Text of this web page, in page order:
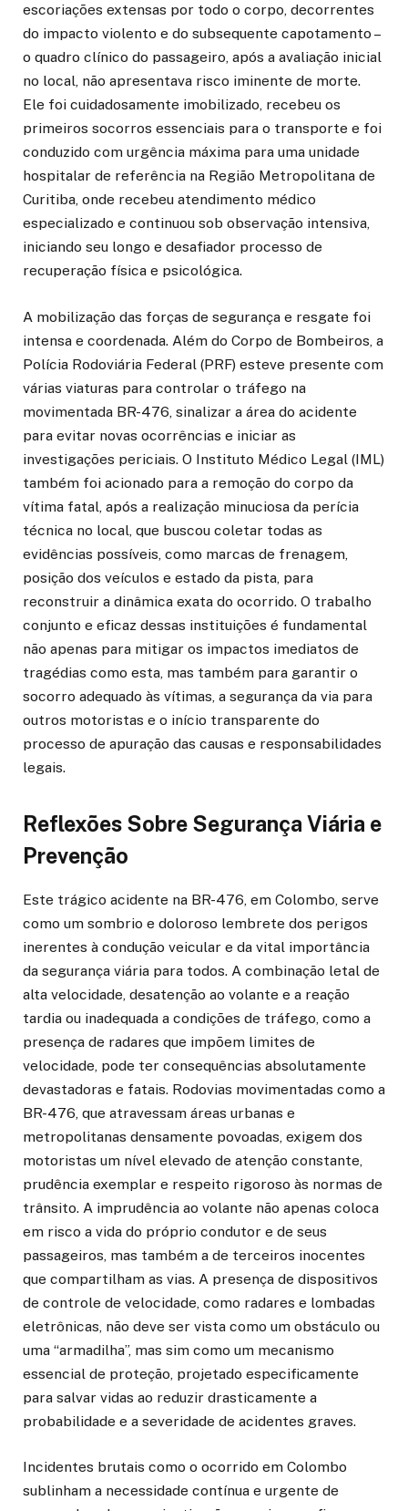
escoriações extensas por todo o corpo, decorrentes
do impacto violento e do subsequente capotamento –
o quadro clínico do passageiro, após a avaliação inicial
no local, não apresentava risco iminente de morte.
Ele foi cuidadosamente imobilizado, recebeu os
primeiros socorros essenciais para o transporte e foi
conduzido com urgência máxima para uma unidade
hospitalar de referência na Região Metropolitana de
Curitiba, onde recebeu atendimento médico
especializado e continuou sob observação intensiva,
iniciando seu longo e desafiador processo de
recuperação física e psicológica.
A mobilização das forças de segurança e resgate foi
intensa e coordenada. Além do Corpo de Bombeiros, a
Polícia Rodoviária Federal (PRF) esteve presente com
várias viaturas para controlar o tráfego na
movimentada BR-476, sinalizar a área do acidente
para evitar novas ocorrências e iniciar as
investigações periciais. O Instituto Médico Legal (IML)
também foi acionado para a remoção do corpo da
vítima fatal, após a realização minuciosa da perícia
técnica no local, que buscou coletar todas as
evidências possíveis, como marcas de frenagem,
posição dos veículos e estado da pista, para
reconstruir a dinâmica exata do ocorrido. O trabalho
conjunto e eficaz dessas instituições é fundamental
não apenas para mitigar os impactos imediatos de
tragédias como esta, mas também para garantir o
socorro adequado às vítimas, a segurança da via para
outros motoristas e o início transparente do
processo de apuração das causas e responsabilidades
legais.
Reflexões Sobre Segurança Viária e
Prevenção
Este trágico acidente na BR-476, em Colombo, serve
como um sombrio e doloroso lembrete dos perigos
inerentes à condução veicular e da vital importância
da segurança viária para todos. A combinação letal de
alta velocidade, desatenção ao volante e a reação
tardia ou inadequada a condições de tráfego, como a
presença de radares que impõem limites de
velocidade, pode ter consequências absolutamente
devastadoras e fatais. Rodovias movimentadas como a
BR-476, que atravessam áreas urbanas e
metropolitanas densamente povoadas, exigem dos
motoristas um nível elevado de atenção constante,
prudência exemplar e respeito rigoroso às normas de
trânsito. A imprudência ao volante não apenas coloca
em risco a vida do próprio condutor e de seus
passageiros, mas também a de terceiros inocentes
que compartilham as vias. A presença de dispositivos
de controle de velocidade, como radares e lombadas
eletrônicas, não deve ser vista como um obstáculo ou
uma “armadilha”, mas sim como um mecanismo
essencial de proteção, projetado especificamente
para salvar vidas ao reduzir drasticamente a
probabilidade e a severidade de acidentes graves.
Incidentes brutais como o ocorrido em Colombo
sublinham a necessidade contínua e urgente de